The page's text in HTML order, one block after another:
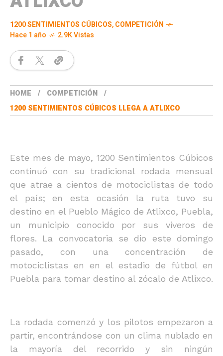
1200 SENTIMIENTOS CÚBICOS,COMPETICIÓN
Hace 1 año
2.9K Vistas
HOME
COMPETICIÓN
1200 SENTIMIENTOS CÚBICOS LLEGA A ATLIXCO
Este mes de mayo, 1200 Sentimientos Cúbicos
continuó con su tradicional rodada mensual
que atrae a cientos de motociclistas de todo
el país; en esta ocasión la ruta tuvo su
destino en el Pueblo Mágico de Atlixco, Puebla,
un municipio conocido por sus viveros de
flores. La convocatoria se dio este domingo
pasado, con una concentración de
motociclistas en en el estadio de fútbol en
Puebla para tomar destino al zócalo de Atlixco.
La rodada comenzó y los pilotos empezaron a
partir, encontrándose con un clima nublado en
la mayoría del recorrido y sin ningún